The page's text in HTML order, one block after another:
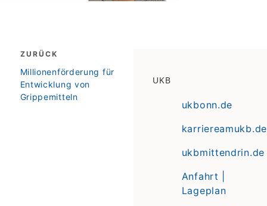
Beitragsnavigation
ZURÜCK
zurück
Millionenförderung für
Entwicklung von
Grippemitteln
UKB
ukbonn.de
karriereamukb.de
ukbmittendrin.de
Anfahrt |
Lageplan